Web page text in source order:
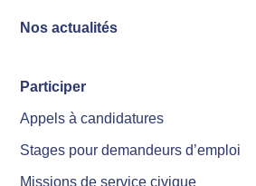
Nos actualités
Participer
Appels à candidatures
Stages pour demandeurs d’emploi
Missions de service civique